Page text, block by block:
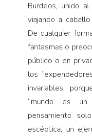
Burdeos, unido
viajando a
De cualquier
fantasmas o
público o en
los
invariables,
“mundo es un
pensamiento
escéptica, un